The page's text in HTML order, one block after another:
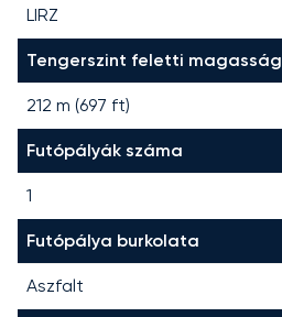
LIRZ
Tengerszint feletti magasság
212 m (697 ft)
Futópályák száma
1
Futópálya burkolata
Aszfalt